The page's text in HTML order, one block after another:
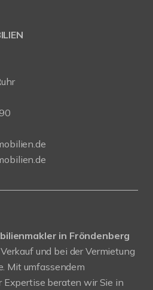
in Fröndenberg
und bei der Vermietung
Mit umfassendem
Expertise beraten wir Sie in